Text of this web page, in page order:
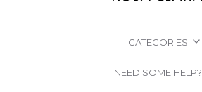
CATEGORIES
NEED SOME HELP?